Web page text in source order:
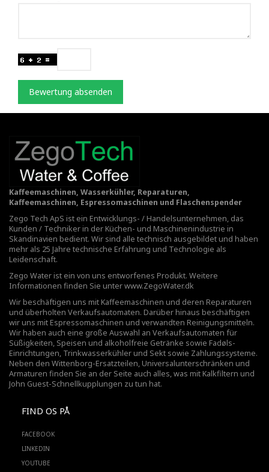
Bewertung absenden
Kaffeemaschinen, Wasserkühler, Reparaturen,
Kaffeemaschinen, Espressomaschinen und Flaschenspender
Zego Tech ApS ist ein Entwicklungs- / Handelsunternehmen, das
Kunden / Techniker in der Küchen- und Maschinenindustrie in
Skandinavien bedient. Wir sind alle technisch ausgebildet und haben
mehr als 25 Jahre technische Erfahrung und Technologie als
Leidenschaft.
Zego Water ist ein von uns entworfenes Produkt. Weitere
Informationen finden Sie unterwww.ZegoWater.dk
Wir beschäftigen uns mit Kaffeemaschinen und deren Reparaturen
und überholten Verkaufsautomaten. Darüber hinaus beschäftigen
wir uns mit Espressomaschinen und verwandten Reinigungsmitteln.
Wir haben auch eine große Auswahl an Verkaufsautomaten für
Süßigkeiten, Speisen und alkoholfreie Getränke sowie Fadøls-
Einrichtungen, Trinkwasserkühler und Sekt sowie Zahlungssysteme.
Neben den Wittenborg-Ersatzteilen, Universalunterschränken und
Armaturen finden Sie an der Seite auch alles, was mit Kalkfiltern und
John Guest-Schnellkupplungen zu tun hat.
FIND OS PÅ
FACEBOOK
LINKEDIN
YOUTUBE